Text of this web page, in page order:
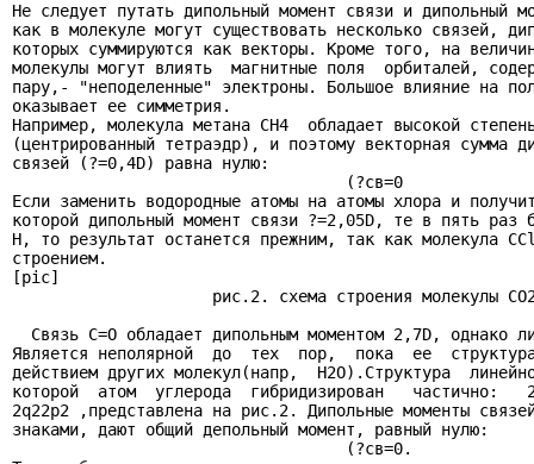
Не следует путать дипольный момент связи и дипольный
как в молекуле могут существовать несколько связей,
которых суммируются как векторы. Кроме того, на
молекулы могут влиять  магнитные поля  орбиталей,
пару,- "неподеленные" электроны. Большое влияние на
оказывает ее симметрия.
Например, молекула метана CH4  обладает высокой
(центрированный тетраэдр), и поэтому векторная сумма
связей (?=0,4D) равна нулю:
                                   (?св=0
Если заменить водородные атомы на атомы хлора и
которой дипольный момент связи ?=2,05D, те в пять
H, то результат останется прежним, так как молекула
строением.
[pic]
рис.2. схема строения молекулы
Связь С=О обладает дипольным моментом 2,7D, однако
Является неполярной  до  тех  пор,  пока  ее
действием других молекул(напр,  Н2О).Структура
которой  атом  углерода  гибридизирован
2q22p2 ,представлена на рис.2. Дипольные моменты
знаками, дают общий депольный момент, равный нулю:
                                   (?св=0.